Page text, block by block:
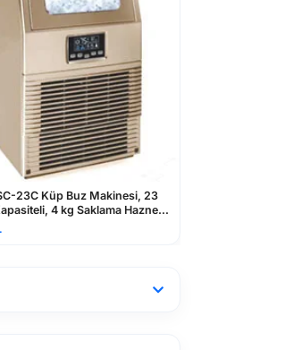
Buz Makinesi, 23
kg Saklama Hazneli,
Brema Fresh Maker
kg/gün Kapasiteli